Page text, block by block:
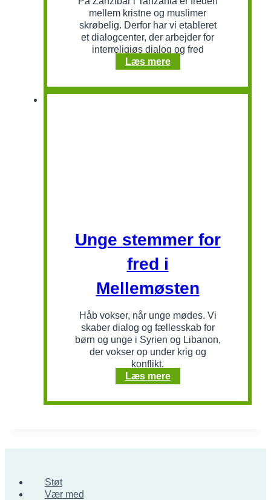
mellem kristne og muslimer
skrøbelig. Derfor har vi etableret
et dialogcenter, der arbejder for
interreligiøs dialog og fred
Læs mereDialogcenter
på
Zanzibar
Unge stemmer for
fred i
Mellemøsten
Håb vokser, når unge mødes. Vi
skaber dialog og fællesskab for
børn og unge i Syrien og Libanon,
der vokser op under krig og
konflikt.
Læs mereUnge
stemmer
for
Støt
Vær med